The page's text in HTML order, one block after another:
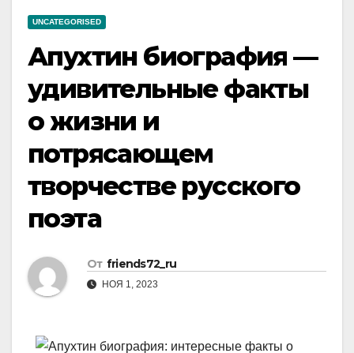
UNCATEGORISED
Апухтин биография —
удивительные факты
о жизни и
потрясающем
творчестве русского
поэта
От friends72_ru
НОЯ 1, 2023